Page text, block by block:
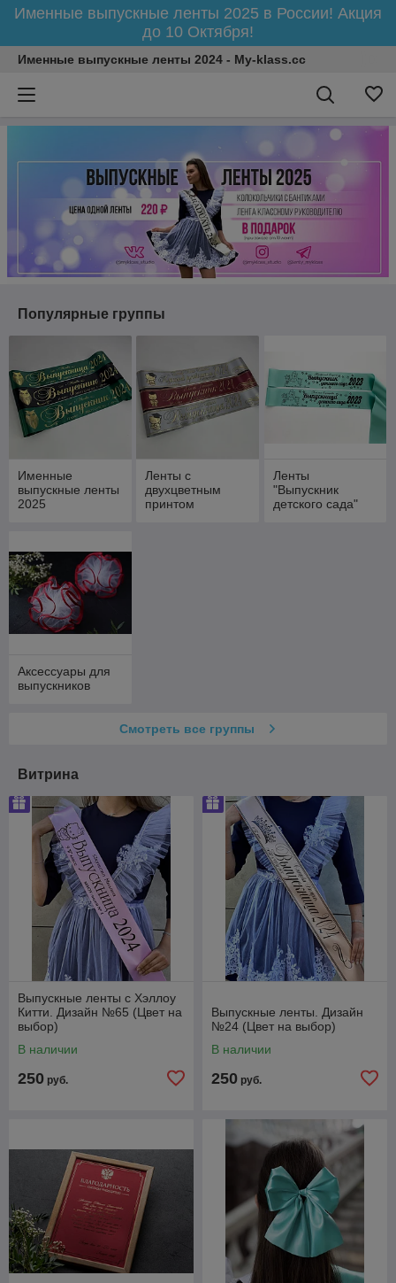
Именные выпускные ленты 2025 в России! Акция
до 10 Октября!
Именные выпускные ленты 2024 - My-klass.cc
Популярные группы
Именные
выпускные ленты
2025
Ленты с
двухцветным
принтом
Ленты
"Выпускник
детского сада"
Аксессуары для
выпускников
Смотреть все группы
Витрина
Выпускные ленты с Хэллоу
Китти. Дизайн №65 (Цвет на
выбор)
В наличии
250 руб.
Выпускные ленты. Дизайн
№24 (Цвет на выбор)
В наличии
250 руб.